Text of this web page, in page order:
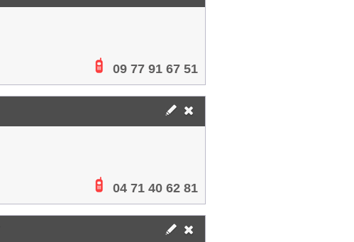
09 77 91 67 51
04 71 40 62 81